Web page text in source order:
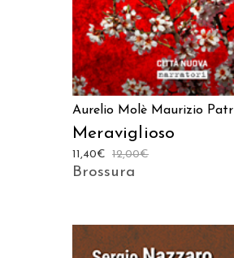
Aurelio Molè Maurizio
Meraviglioso
12,00€
11,40€
Brossura